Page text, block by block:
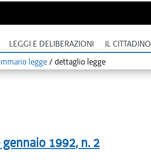
LEGGI E DELIBERAZIONI IL CITTADINO
legge / dettaglio legge
gennaio 1992, n. 2